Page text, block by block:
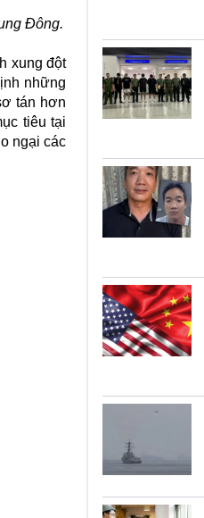
Đông.
xung đột
những
tán hơn
tiêu tại
ngại các